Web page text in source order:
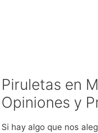
Piruletas en
Opiniones y
Si hay algo que nos